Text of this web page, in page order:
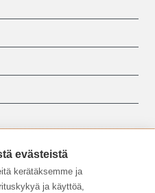
evästeistä
kerätäksemme ja
ja käyttöä,